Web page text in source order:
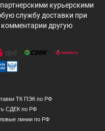
курьерскими
службу доставки при
другую
ТК ПЭК по РФ
СДЕК по РФ
линии по РФ